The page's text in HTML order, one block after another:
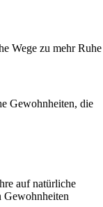
Wege zu mehr Ruhe
Gewohnheiten, die
auf natürliche
Gewohnheiten